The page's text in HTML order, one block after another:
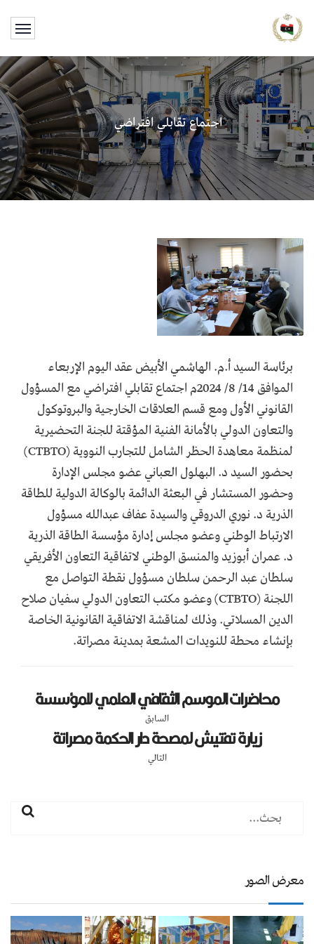
اجتماع تقابلي افتراضي
برئاسة السيد أ.م. الهاشمي الأبيض عقد اليوم الإربعاء
الموافق 14/ 8/ 2024م اجتماع تقابلي افتراضي مع المسؤول
القانوني الأول ومع قسم العلاقات الخارجية والبروتوكول
والتعاون الدولي بالأمانة الفنية المؤقتة للجنة التحضيرية
لمنظمة معاهدة الحظر الشامل للتجارب النووية (CTBTO)
بحضور السيد د. البهلول العباني عضو مجلس الإدارة
وحضور المستشار في البعثة الدائمة بالوكالة الدولية للطاقة
الذرية د. نوري الدروقي والسيدة عفاف عبدالله مسؤول
الارتباط الوطني وعضو مجلس إدارة مؤسسة الطاقة الذرية
د. عمران أبوزيد والمنسق الوطني لاتفاقية التعاون الأفريقي
سلطان عبد الرحمن سلطان مسؤول نقطة التواصل مع
اللجنة (CTBTO) وعضو مكتب التعاون الدولي سفيان صلاح
الدين المسلاتي. وذلك لمناقشة الاتفاقية القانونية الخاصة
بإنشاء محطة للنويدات المشعة بمدينة مصراتة.
محاضرات الموسم الثقافي العلمي للمؤسسة
السابق
زيارة تفتيش لمصحة دار الحكمة مصراتة
التالي
معرض الصور